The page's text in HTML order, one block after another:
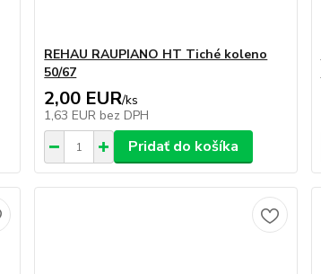
REHAU RAUPIANO HT Tiché koleno
50/67
2,00 EUR/ks
1,63 EUR bez DPH
Pridať do košíka